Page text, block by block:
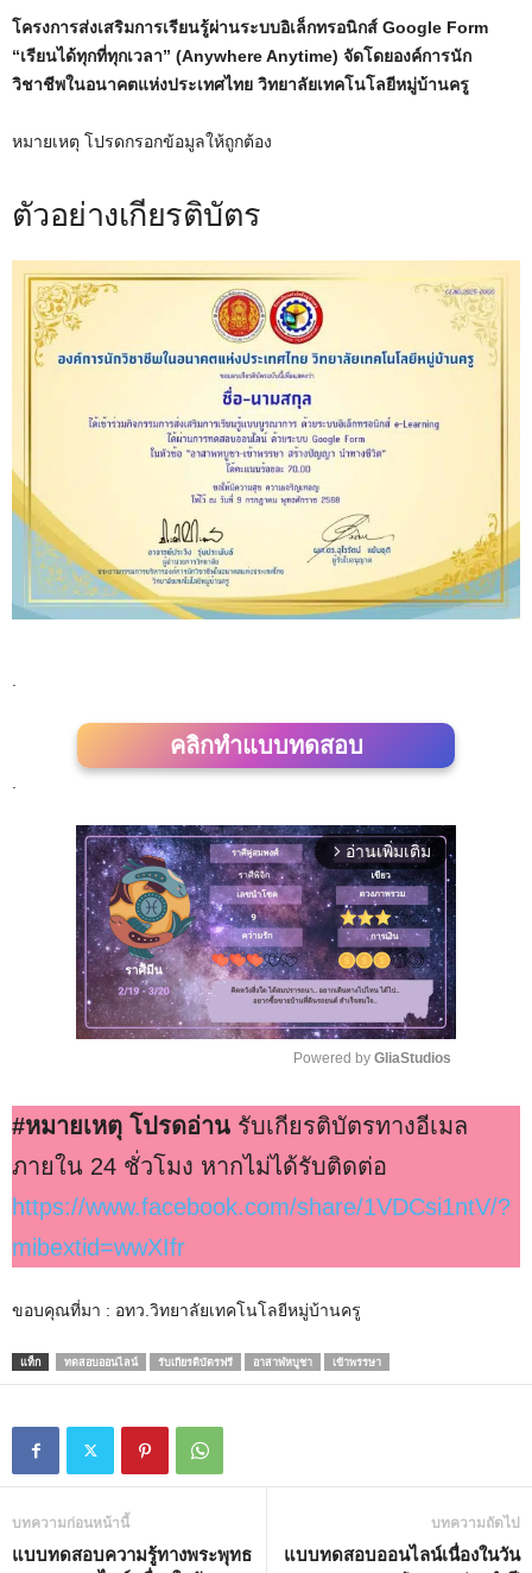
โครงการส่งเสริมการเรียนรู้ผ่านระบบอิเล็กทรอนิกส์ Google Form
“เรียนได้ทุกที่ทุกเวลา” (Anywhere Anytime) จัดโดยองค์การนัก
วิชาชีพในอนาคตแห่งประเทศไทย วิทยาลัยเทคโนโลยีหมู่บ้านครู
หมายเหตุ โปรดกรอกข้อมูลให้ถูกต้อง
ตัวอย่างเกียรติบัตร
.
คลิกทำแบบทดสอบ
.
arrow_forward_ios อ่านเพิ่มเติม
M
u
e
Powered by GliaStudios
#หมายเหตุ โปรดอ่าน รับเกียรติบัตรทางอีเมล
ภายใน 24 ชั่วโมง หากไม่ได้รับติดต่อ
https://www.facebook.com/share/1VDCsi1ntV/?
mibextid=wwXIfr
ขอบคุณที่มา : อทว.วิทยาลัยเทคโนโลยีหมู่บ้านครู
แท็ก ทดสอบออนไลน์ รับเกียรติบัตรฟรี อาสาฬหบูชา เข้าพรรษา
บทความก่อนหน้านี้
แบบทดสอบความรู้ทางพระพุทธ
บทความถัดไป
แบบทดสอบออนไลน์เนื่องในวัน